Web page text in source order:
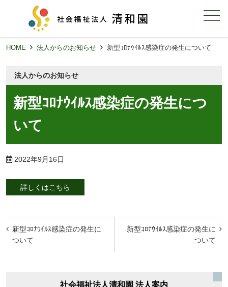
メニュー
HOME 法人からのお知らせ 新型ｺﾛﾅｳｲﾙｽ感染症の発生について
法人からのお知らせ
新型ｺﾛﾅｳｲﾙｽ感染症の発生につ
いて
2022年9月16日
詳しくはこちら
投
稿
新型ｺﾛﾅｳｲﾙｽ感染症の発生に
ついて
新型ｺﾛﾅｳｲﾙｽ感染症の発生に
ついて
社会福祉法人清和園 法人案内